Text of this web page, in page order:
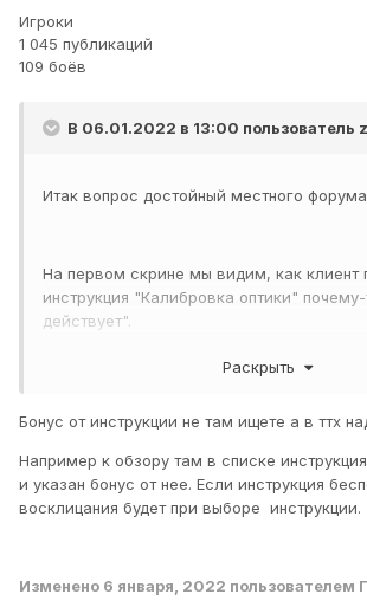
Игроки
1 045 публикаций
109 боёв
В 06.01.2022 в 13:00 пользователь
Итак вопрос достойный местного
На первом скрине мы видим, как клиент
инструкция "Калибровка оптики"
действует".
инструкция вроде как должна работать.
Так должна работать или нет?
Раскрыть
Бонус от инструкции не там ищете а в ттх
Например к обзору там в списке
и указан бонус от нее. Если инструкция
восклицания будет при выборе инструкции.
Изменено 6 января, 2022 пользователем